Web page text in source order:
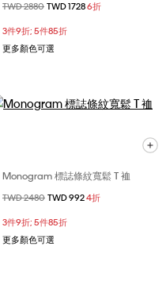
價格扣減從
TWD 2880 至
TWD 17286折
3件9折; 5件85折
更多顏色可選
Monogram 標誌條紋寬鬆 T 裇
價格扣減從
TWD 2480 至
TWD 9924折
3件9折; 5件85折
更多顏色可選